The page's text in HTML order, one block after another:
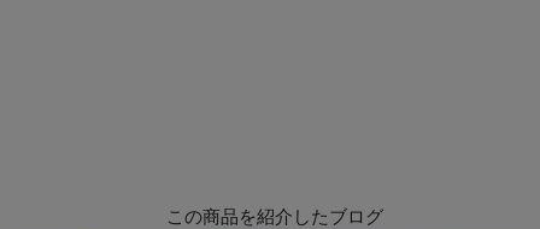
この商品を紹介したブログ